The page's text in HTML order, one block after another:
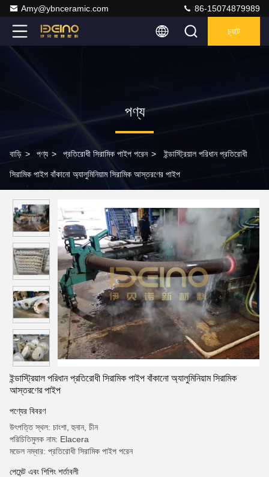
Amy@ybnceramic.com 86-15074879989
চ্যাট
পণ্য
বাড়ি > পণ্য > প্রতিরোধী সিরামিক পাইপ পরেন > ইন্ডাস্ট্রিয়াল পরিধান প্রতিরোধী
সিরামিক পাইপ বাঁকানো অ্যালুমিনিয়াম সিরামিক আস্তরণের পাইপ
ইন্ডাস্ট্রিয়াল পরিধান প্রতিরোধী সিরামিক পাইপ বাঁকানো অ্যালুমিনিয়াম সিরামিক
আস্তরণের পাইপ
পণ্যের বিবরণ
উৎপত্তি স্থল: চাংশা, হুনান, চীন
পরিচিতিমুলক নাম: Elacera
মডেল নম্বার: প্রতিরোধী সিরামিক পাইপ পরেন
পেমেন্ট এবং শিপিং শর্তাবলী